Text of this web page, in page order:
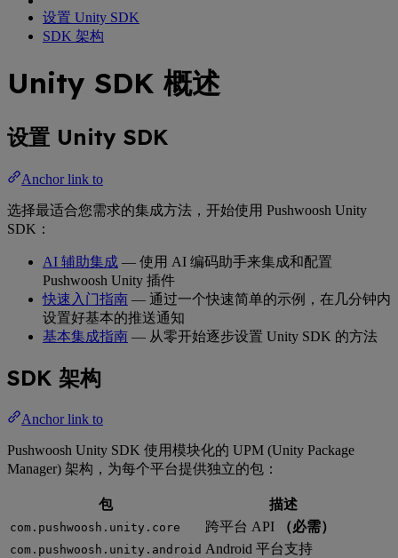
设置 Unity SDK
SDK 架构
Unity SDK 概述
设置 Unity SDK
Anchor link to
选择最适合您需求的集成方法，开始使用 Pushwoosh Unity
SDK：
AI 辅助集成 — 使用 AI 编码助手来集成和配置
Pushwoosh Unity 插件
快速入门指南 — 通过一个快速简单的示例，在几分钟内
设置好基本的推送通知
基本集成指南 — 从零开始逐步设置 Unity SDK 的方法
SDK 架构
Anchor link to
Pushwoosh Unity SDK 使用模块化的 UPM (Unity Package
Manager) 架构，为每个平台提供独立的包：
包 描述
com.pushwoosh.unity.core 跨平台 API （必需）
com.pushwoosh.unity.android Android 平台支持